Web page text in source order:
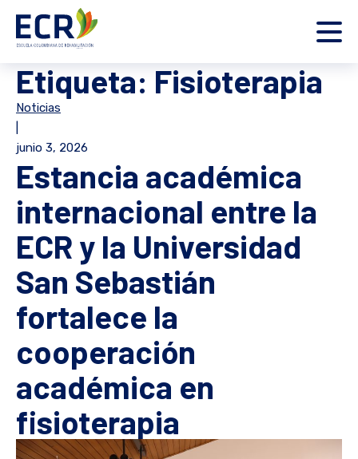
Etiqueta: Fisioterapia
Noticias
junio 3, 2026
Estancia académica
internacional entre la
ECR y la Universidad
San Sebastián
fortalece la
cooperación
académica en
fisioterapia